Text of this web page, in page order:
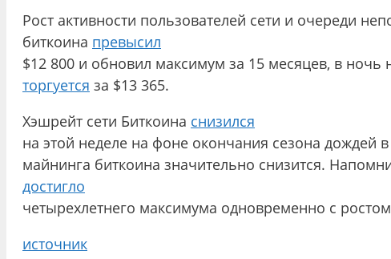
Рост активности пользователей сети и очереди
биткоина превысил
$12 800 и обновил максимум за 15 месяцев, в ночь
торгуется за $13 365.
Хэшрейт сети Биткоина снизился
на этой неделе на фоне окончания сезона
майнинга биткоина значительно снизится.
достигло
четырехлетнего максимума одновременно с
источник